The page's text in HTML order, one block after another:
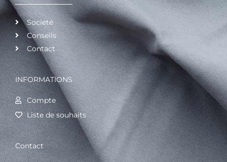
Société
Conseils
Contact
INFORMATIONS
Compte
Liste de souhaits
Contact